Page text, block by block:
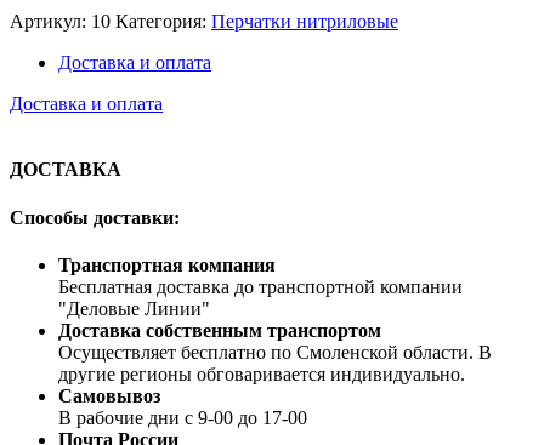
Артикул: 10 Категория: Перчатки нитриловые
Доставка и оплата
Доставка и оплата
ДОСТАВКА
Способы доставки:
Транспортная компания
Бесплатная доставка до транспортной компании
"Деловые Линии"
Доставка собственным транспортом
Осуществляет бесплатно по Смоленской области. В
другие регионы обговаривается индивидуально.
Самовывоз
В рабочие дни с 9-00 до 17-00
Почта России